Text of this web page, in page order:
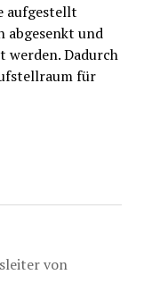
aufgestellt
abgesenkt und
werden. Dadurch
für
von